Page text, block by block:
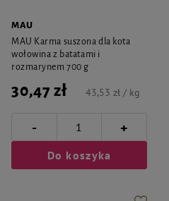
MAU
MAU Karma suszona dla kota
wołowina z batatami i
rozmarynem 700 g
30,47 zł 43,53 zł / kg
- +
Do koszyka